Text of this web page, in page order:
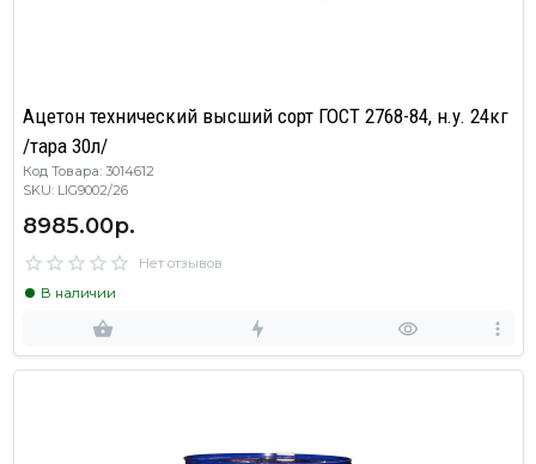
Ацетон технический высший сорт ГОСТ 2768-84, н.у. 24кг
/тара 30л/
Код Товара: 3014612
SKU: LIG9002/26
8985.00р.
Нет отзывов
В наличии